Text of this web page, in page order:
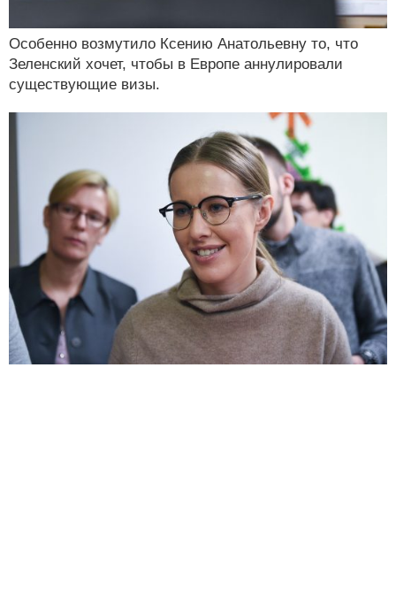
Особенно возмутило Ксению Анатольевну то, что
Зеленский хочет, чтобы в Европе аннулировали
существующие визы.